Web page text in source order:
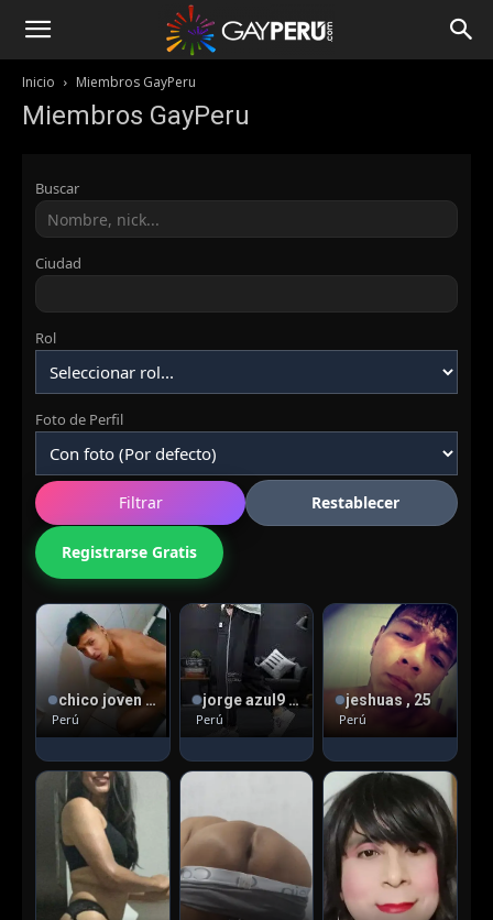
Inicio Miembros GayPeru
Miembros GayPeru
Buscar
Ciudad
Rol
Foto de Perfil
Filtrar Restablecer
Registrarse Gratis
chico joven sin boxer , 23
Perú
jorge azul9 , 43
Perú
jeshuas , 25
Perú